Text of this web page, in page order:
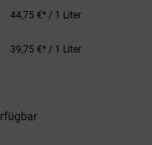
44,75 €* / 1 Liter
39,75 €* / 1 Liter